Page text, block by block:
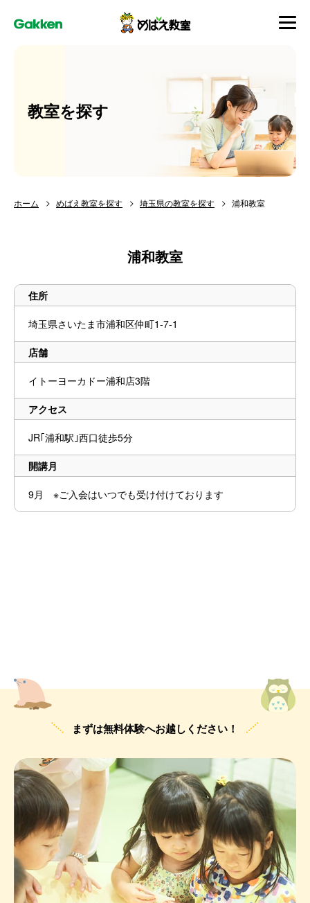
教室を探す
ホーム めばえ教室を探す 埼玉県の教室を探す 浦和教室
浦和教室
住所
埼玉県さいたま市浦和区仲町1-7-1
店舗
イトーヨーカドー浦和店3階
アクセス
JR｢浦和駅｣西口徒歩5分
開講月
9月 ※ご入会はいつでも受け付けております
まずは無料体験へお越しください！